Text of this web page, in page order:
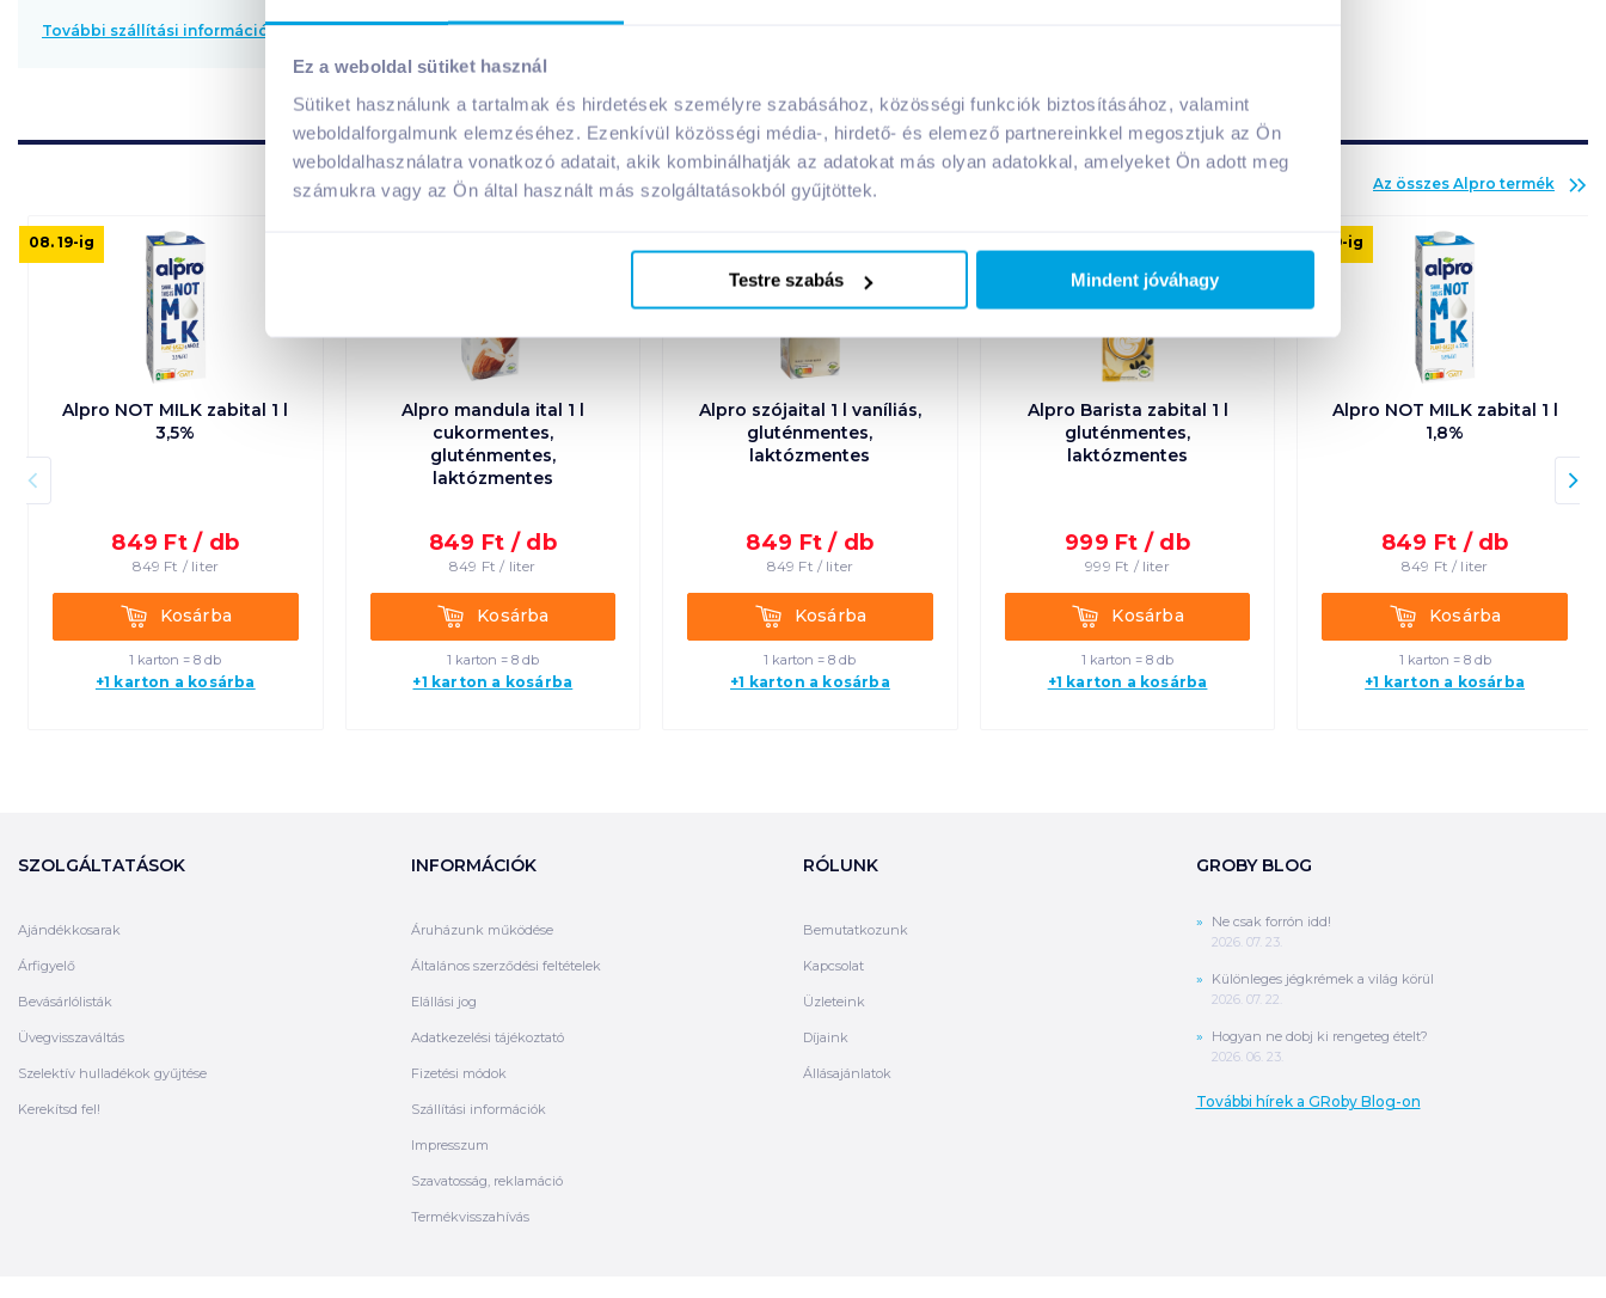
Ez a weboldal sütiket használ
Sütiket használunk a tartalmak és hirdetések személyre szabásához, közösségi funkciók biztosításához, valamint
weboldalforgalmunk elemzéséhez. Ezenkívül közösségi média-, hirdető- és elemező partnereinkkel megosztjuk az Ön
weboldalhasználatra vonatkozó adatait, akik kombinálhatják az adatokat más olyan adatokkal, amelyeket Ön adott meg
számukra vagy az Ön által használt más szolgáltatásokból gyűjtöttek.
Testre szabás Mindent jóváhagy
További szállítási információk
A márka további termékei
Az összes Alpro termék
Alpro NOT MILK zabital 1 l
3,5%
849 Ft / db
849 Ft / liter
KosárbaKosárba
1 karton = 8 db
+1 karton a kosárba
08. 19-ig
laktózmentes
cukormentes
Alpro mandula ital 1 l
cukormentes,
gluténmentes,
laktózmentes
849 Ft / db
849 Ft / liter
KosárbaKosárba
1 karton = 8 db
+1 karton a kosárba
Alpro szójaital 1 l vaníliás,
gluténmentes,
laktózmentes
849 Ft / db
849 Ft / liter
KosárbaKosárba
1 karton = 8 db
+1 karton a kosárba
gluténmentes
Alpro Barista zabital 1 l
gluténmentes,
laktózmentes
999 Ft / db
999 Ft / liter
KosárbaKosárba
1 karton = 8 db
+1 karton a kosárba
Alpro NOT MILK zabital 1 l
1,8%
849 Ft / db
849 Ft / liter
KosárbaKosárba
1 karton = 8 db
+1 karton a kosárba
08. 19-ig
SZOLGÁLTATÁSOK
Ajándékkosarak
Árfigyelő
Bevásárlólisták
Üvegvisszaváltás
Szelektív hulladékok gyűjtése
Kerekítsd fel!
INFORMÁCIÓK
Áruházunk működése
Általános szerződési feltételek
Elállási jog
Adatkezelési tájékoztató
Fizetési módok
Szállítási információk
Impresszum
Szavatosság, reklamáció
Termékvisszahívás
RÓLUNK
Bemutatkozunk
Kapcsolat
Üzleteink
Díjaink
Állásajánlatok
GROBY BLOG
Ne csak forrón idd!
2026. 07. 23.
Különleges jégkrémek a világ körül
2026. 07. 22.
Hogyan ne dobj ki rengeteg ételt?
2026. 06. 23.
További hírek a GRoby Blog-on